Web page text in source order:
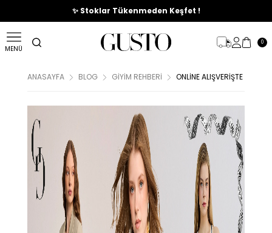
🎉%70'e Varan Büyük Yaz İndirim Başladı !
MENÜ
0
ANASAYFA BLOG GIYIM REHBERI ONLINE ALIŞVERIŞTE